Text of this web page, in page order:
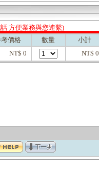
方便業務與您連繫)
價格 數量 小計
NT$ 0 NT$ 0